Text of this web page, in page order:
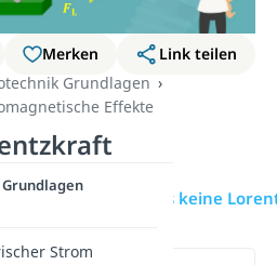
Merken
Link teilen
Grundlagen
Effekte
Wann gibt es keine
Strom